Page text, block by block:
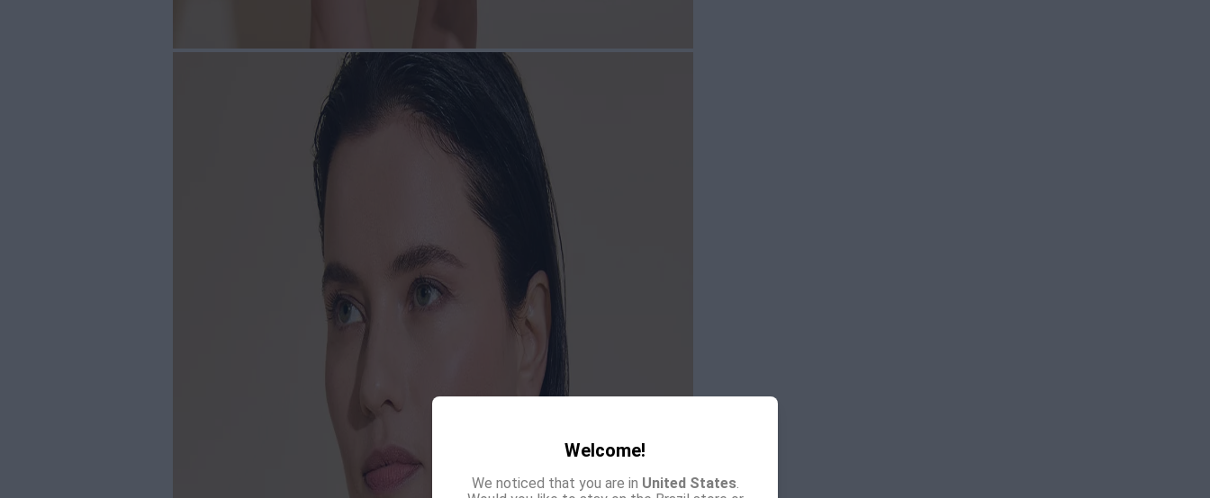
Welcome!
We noticed that you are in United States.